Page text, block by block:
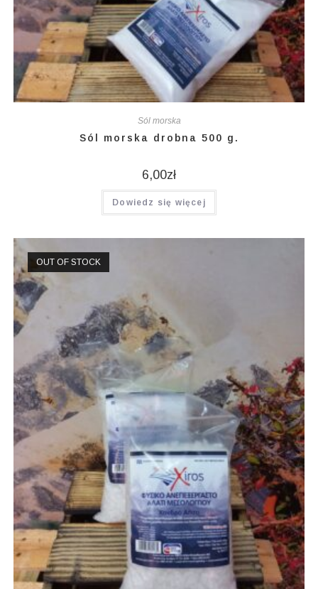
Sól morska
Sól morska drobna 500 g.
6,00zł
Dowiedz się więcej
OUT OF STOCK